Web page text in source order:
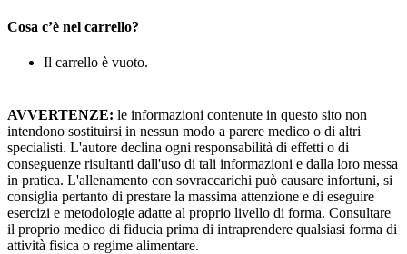
Cosa c’è nel carrello?
Il carrello è vuoto.
AVVERTENZE: le informazioni contenute in questo sito non
intendono sostituirsi in nessun modo a parere medico o di altri
specialisti. L'autore declina ogni responsabilità di effetti o di
conseguenze risultanti dall'uso di tali informazioni e dalla loro messa
in pratica. L'allenamento con sovraccarichi può causare infortuni, si
consiglia pertanto di prestare la massima attenzione e di eseguire
esercizi e metodologie adatte al proprio livello di forma. Consultare
il proprio medico di fiducia prima di intraprendere qualsiasi forma di
attività fisica o regime alimentare.